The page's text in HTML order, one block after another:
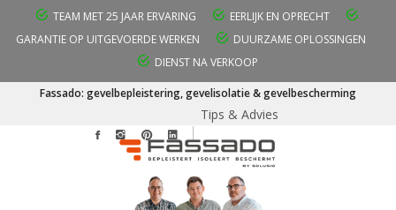
TEAM MET 25 JAAR ERVARING
EERLIJK EN OPRECHT
GARANTIE OP UITGEVOERDE WERKEN
DUURZAME OPLOSSINGEN
DIENST NA VERKOOP
Fassado: gevelbepleistering, gevelisolatie & gevelbescherming
Tips & Advies